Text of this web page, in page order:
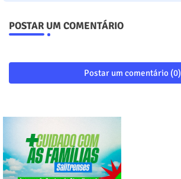
POSTAR UM COMENTÁRIO
Postar um comentário (0)